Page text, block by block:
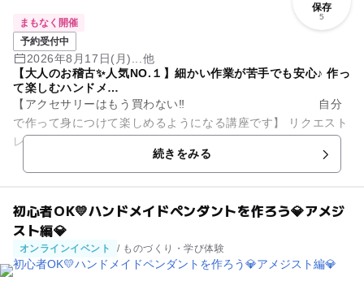
保存
5
まもなく開催
予約受付中
2026年8月17日(月)...他
【大人のお稽古✨人気NO.１】細かい作業が苦手でも安心♪ 作っ
て楽しむハンドメ…
【アクセサリーはもう買わない‼ 自分
で作って身につけて楽しめるようになる講座です】 リクエスト
レッスンも大歓迎♪ 🌸体験レッスンにお越しいただいた生徒様
続きをみる
初心者OK💛ハンドメイドペンダントを作ろう💎アメジ
スト編💎
オンラインイベント / ものづくり・学び体験